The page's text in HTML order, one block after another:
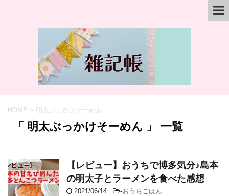
HOME > 明太ぶっかけそーめん
「 明太ぶっかけそーめん 」 一覧
【レビュー】おうちで博多気分♪島本
の明太子とラーメンを食べた感想
2021/06/14 -おうちごはん